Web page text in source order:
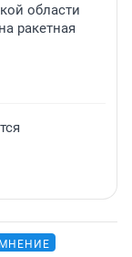
области
ракетная
МНЕНИЕ